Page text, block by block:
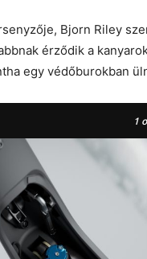
Bjorn Riley
érződik a
egy védőburokban
1